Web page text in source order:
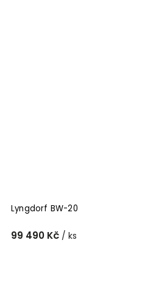
Lyngdorf BW-20
99 490 Kč / ks